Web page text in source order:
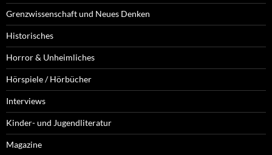
Grenzwissenschaft und Neues Denken
Historisches
Horror & Unheimliches
Hörspiele / Hörbücher
Interviews
Kinder- und Jugendliteratur
Magazine